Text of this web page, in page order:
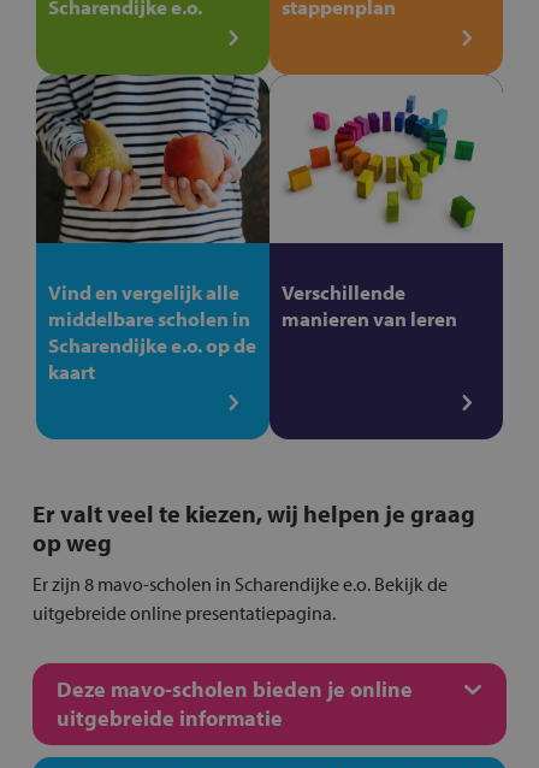
Scharendijke e.o.
stappenplan
Vind en vergelijk alle
middelbare scholen in
Scharendijke e.o. op de
kaart
Verschillende
manieren van leren
Er valt veel te kiezen, wij helpen je graag
op weg
Er zijn 8 mavo-scholen in Scharendijke e.o. Bekijk de
uitgebreide online presentatiepagina.
Deze mavo-scholen bieden je online
uitgebreide informatie